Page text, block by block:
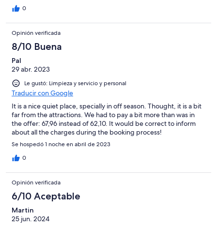
0
Opinión verificada
8/10 Buena
Pal
29 abr. 2023
Le gustó: Limpieza y servicio y personal
Traducir con Google
It is a nice quiet place, specially in off season. Thought, it is a bit
far from the attractions. We had to pay a bit more than was in
the offer: 67,96 instead of 62,10. It would be correct to inform
about all the charges during the booking process!
Se hospedó 1 noche en abril de 2023
0
Opinión verificada
6/10 Aceptable
Martin
25 jun. 2024